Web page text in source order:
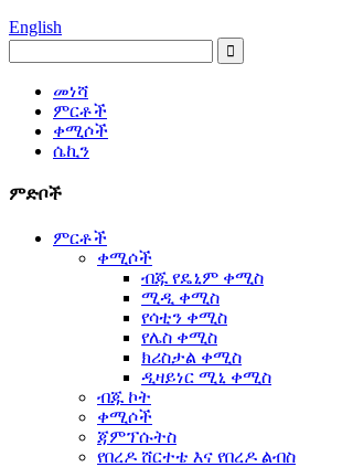
English
መነሻ
ምርቶች
ቀሚሶች
ሴኪን
ምድቦች
ምርቶች
ቀሚሶች
ብጁ የዴኒም ቀሚስ
ሚዲ ቀሚስ
የሳቲን ቀሚስ
የሌስ ቀሚስ
ክሪስታል ቀሚስ
ዲዛይነር ሚኒ ቀሚስ
ብጁ ኮት
ቀሚሶች
ጃምፕሱትስ
የበረዶ ሸርተቴ እና የበረዶ ልብስ